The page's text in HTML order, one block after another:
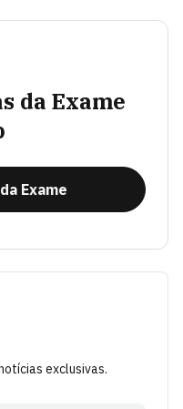
da Exame
Exame
exclusivas.